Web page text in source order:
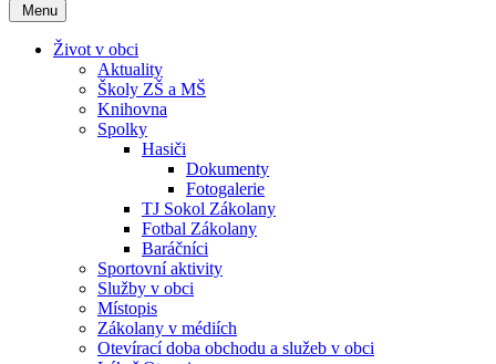
Menu
Život v obci
Aktuality
Školy ZŠ a MŠ
Knihovna
Spolky
Hasiči
Dokumenty
Fotogalerie
TJ Sokol Zákolany
Fotbal Zákolany
Baráčníci
Sportovní aktivity
Služby v obci
Místopis
Zákolany v médiích
Otevírací doba obchodu a služeb v obci